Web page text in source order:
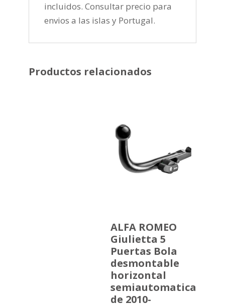
incluidos. Consultar precio para
envios a las islas y Portugal.
Productos relacionados
ALFA ROMEO
Giulietta 5
Puertas Bola
desmontable
horizontal
semiautomatica
de 2010-